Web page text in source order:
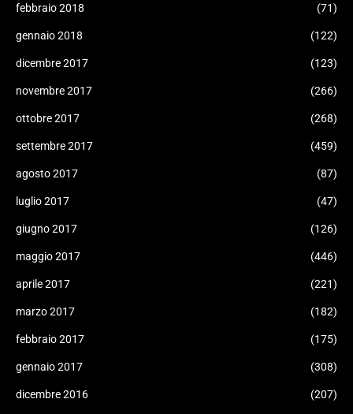
febbraio 2018 (71)
gennaio 2018 (122)
dicembre 2017 (123)
novembre 2017 (266)
ottobre 2017 (268)
settembre 2017 (459)
agosto 2017 (87)
luglio 2017 (47)
giugno 2017 (126)
maggio 2017 (446)
aprile 2017 (221)
marzo 2017 (182)
febbraio 2017 (175)
gennaio 2017 (308)
dicembre 2016 (207)